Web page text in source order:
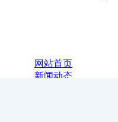
网站首页
新闻动态